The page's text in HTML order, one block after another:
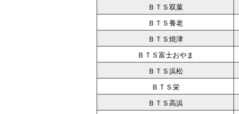
ＢＴＳ双葉
ＢＴＳ養老
ＢＴＳ焼津
ＢＴＳ富士おやま
ＢＴＳ浜松
ＢＴＳ栄
ＢＴＳ高浜